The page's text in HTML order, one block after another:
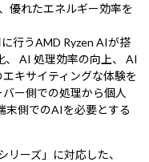
優れたエネルギー効率を
行うAMD Ryzen AIが搭
AI 処理効率の向上、 AI
キサイティングな体験を
ー側での処理から個人
末側でのAIを必要とする
ーズ」に対応した、